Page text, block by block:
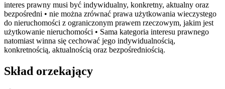
interes prawny musi być indywidualny, konkretny, aktualny oraz
bezpośredni • nie można zrównać prawa użytkowania wieczystego
do nieruchomości z ograniczonym prawem rzeczowym, jakim jest
użytkowanie nieruchomości • Sama kategoria interesu prawnego
natomiast winna się cechować jego indywidualnością,
konkretnością, aktualnością oraz bezpośredniością.
Skład orzekający